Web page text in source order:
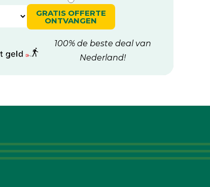
GRATIS OFFERTE
ONTVANGEN
100% de beste deal van
Nederland!